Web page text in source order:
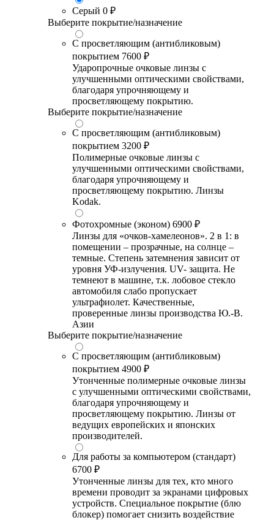
Серый 0 ₽
Выберите покрытие/назначение
С просветляющим (антибликовым)
покрытием 7600 ₽
Ударопрочные очковые линзы с
улучшенными оптическими свойствами,
благодаря упрочняющему и
просветляющему покрытию.
Выберите покрытие/назначение
С просветляющим (антибликовым)
покрытием 3200 ₽
Полимерные очковые линзы с
улучшенными оптическими свойствами,
благодаря упрочняющему и
просветляющему покрытию. Линзы
Kodak.
Фотохромные (эконом) 6900 ₽
Линзы для «очков-хамелеонов». 2 в 1: в
помещении – прозрачные, на солнце –
темные. Степень затемнения зависит от
уровня УФ-излучения. UV- защита. Не
темнеют в машине, т.к. лобовое стекло
автомобиля слабо пропускает
ультрафиолет. Качественные,
проверенные линзы производства Ю.-В.
Азии
Выберите покрытие/назначение
С просветляющим (антибликовым)
покрытием 4900 ₽
Утонченные полимерные очковые линзы
с улучшенными оптическими свойствами,
благодаря упрочняющему и
просветляющему покрытию. Линзы от
ведущих европейских и японских
производителей.
Для работы за компьютером (стандарт)
6700 ₽
Утонченные линзы для тех, кто много
времени проводит за экранами цифровых
устройств. Специальное покрытие (блю
блокер) помогает снизить воздействие